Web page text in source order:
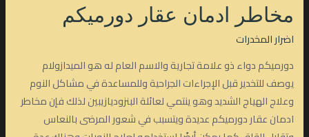
مخاطر ادمان عقار دورميكم
اضرار المخدرات
دورميكم دواء ذو علامة تجارية والاسم العام له هو الميدازولام
يوصف للتخدير قبل الإجراءات الجراحية وللمساعدة في مشاكل النوم
وعلاج الهياج الشديد وهو ينتمي لعائلة البنزوديازيبين لذلك فإن مخاطر
ادمان عقار دورميكم عديدة ويتسبب في شعور المرضى بالنعاس